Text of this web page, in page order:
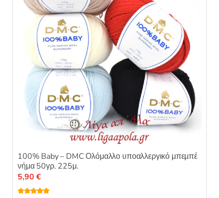
100% Baby – DMC Ολόμαλλο υποαλλεργικό μπεμπέ
νήμα 50γρ. 225μ.
5,90 €